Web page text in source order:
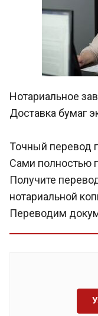
Нотариальное
Доставка бумаг
Точный перевод
Сами полностью
Получите
нотариальной
Переводим